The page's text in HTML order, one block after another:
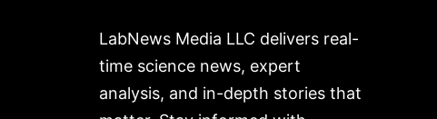
LabNews Media LLC delivers real-
time science news, expert
analysis, and in-depth stories that